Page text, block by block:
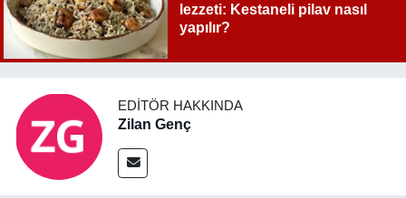
lezzeti: Kestaneli pilav nasıl
yapılır?
EDITÖR HAKKINDA
Zilan Genç